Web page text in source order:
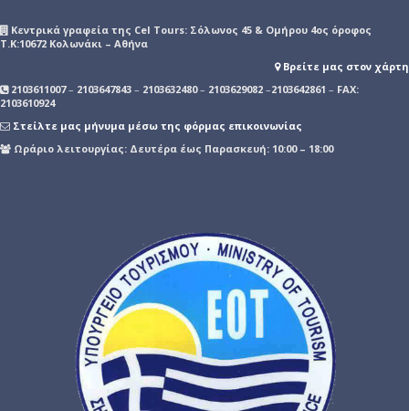
Kεντρικά γραφεία της Cel Tours: Σόλωνος 45 & Ομήρου 4ος όροφος
Τ.Κ:10672 Κολωνάκι – Αθήνα
Βρείτε μας στον χάρτη
2103611007– 2103647843 – 2103632480– 2103629082 –2103642861 – FAX:
2103610924
Στείλτε μας μήνυμα μέσω της φόρμας επικοινωνίας
Ωράριο λειτουργίας: Δευτέρα έως Παρασκευή: 10:00 – 18:00